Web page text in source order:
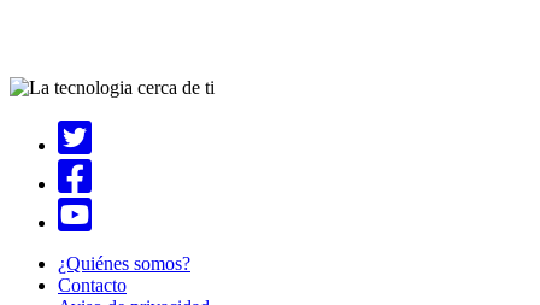
¿Quiénes somos?
Contacto